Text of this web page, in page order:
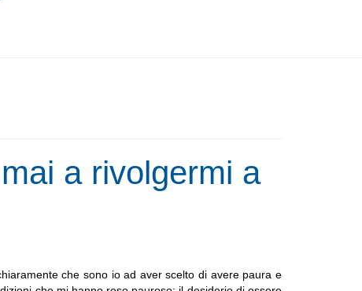
a rivolgermi a
che sono io ad aver scelto di avere paura e